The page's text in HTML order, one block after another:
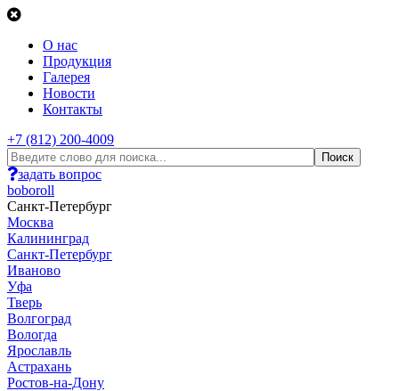
О нас
Продукция
Галерея
Новости
Контакты
+7 (812) 200-4009
задать вопрос
boboroll
Санкт-Петербург
Москва
Калининград
Санкт-Петербург
Иваново
Уфа
Тверь
Волгоград
Вологда
Ярославль
Астрахань
Ростов-на-Дону